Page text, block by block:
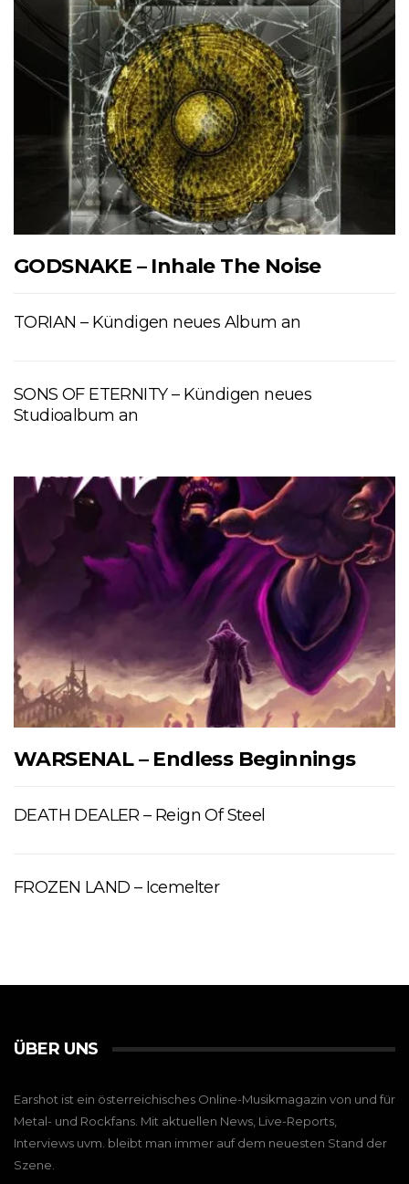
GODSNAKE – Inhale The Noise
TORIAN – Kündigen neues Album an
SONS OF ETERNITY – Kündigen neues
Studioalbum an
WARSENAL – Endless Beginnings
DEATH DEALER – Reign Of Steel
FROZEN LAND – Icemelter
ÜBER UNS
Earshot ist ein österreichisches Online-Musikmagazin von und für
Metal- und Rockfans. Mit aktuellen News, Live-Reports,
Interviews uvm. bleibt man immer auf dem neuesten Stand der
Szene.